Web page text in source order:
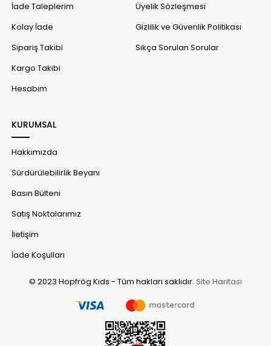
İade Taleplerim
Kolay İade
Sipariş Takibi
Kargo Takibi
Hesabım
Üyelik Sözleşmesi
Gizlilik ve Güvenlik Politikası
Sıkça Sorulan Sorular
KURUMSAL
Hakkımızda
Sürdürülebilirlik Beyanı
Basın Bülteni
Satış Noktalarımız
İletişim
İade Koşulları
© 2023 Hopfrög Kids - Tüm hakları saklıdır. Site Haritası